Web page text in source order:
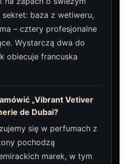
baza z wetiweru,
– cztery profesjonalne
Wystarczą dwa do
obiecuje francuska
„Vibrant Vetiver
de Dubai?
się w perfumach z
pochodzą
marek, w tym